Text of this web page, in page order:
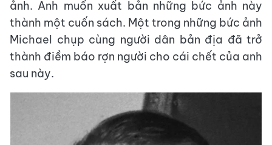
ảnh. Anh muốn xuất bản những bức ảnh này
thành một cuốn sách. Một trong những bức ảnh
Michael chụp cùng người dân bản địa đã trở
thành điềm báo rợn người cho cái chết của anh
sau này.